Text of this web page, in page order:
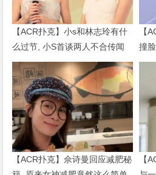
【ACR扑克】小s和林志玲有什
么过节, 小S首谈两人不合传闻
说了什么
【
撞
被
【ACR扑克】佘诗曼回应减肥秘
【